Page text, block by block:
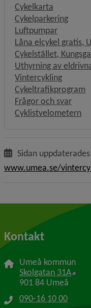
Cykelkarta
Cykelparkering
Luftpumpar
Låna elcykel gratis,
Cykelstället,
Uthyrning av
Vintercykling
Cykeltrafikprogram
Frågor och svar
Cyklistvelometern
Sidan uppdaterades
www.umea.se/
Kontakt
Umeå kommun
Skolgatan 31A
901 84 Umeå
090-16 10 00